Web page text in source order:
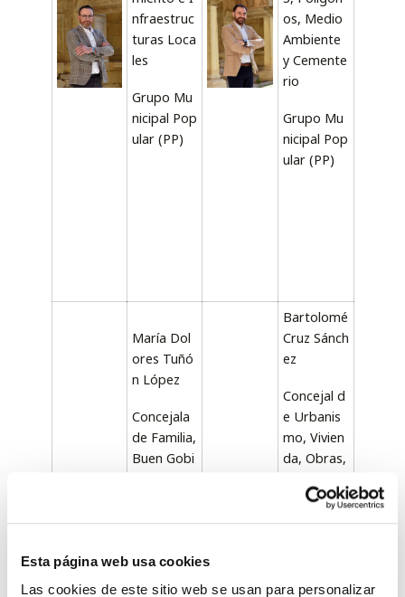
Esta página web usa cookies
Las cookies de este sitio web se usan para personalizar
nfraestruc
turas Loca
les
Grupo Mu
nicipal Pop
ular (PP)
os, Medio
Ambiente
y Cemente
rio
Grupo Mu
nicipal Pop
ular (PP)
María Dol
ores Tuñó
n López
Concejala
de Familia,
Buen Gobi
nicipal Pop
Bartolomé
Cruz Sánch
ez
Concejal d
e Urbanis
mo, Vivien
da, Obras,
y Anejos